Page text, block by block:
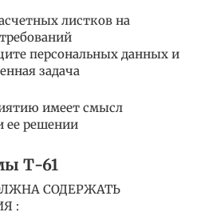
листков на
персональных данных и
задача
имеет смысл
ее решении
Т-61
СОДЕРЖАТЬ
: